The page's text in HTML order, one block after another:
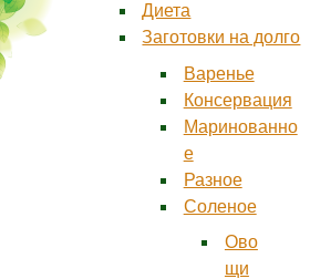
Диета
Заготовки на долго
Варенье
Консервация
Маринованно
е
Разное
Соленое
Ово
щи